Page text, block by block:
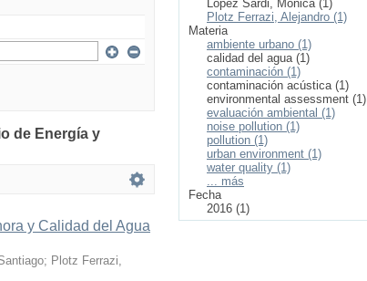
de Energía y
y Calidad del Agua
; Plotz Ferrazi,
López Sardi, Mónica (1)
Plotz Ferrazi, Alejandro (1)
Materia
ambiente urbano (1)
calidad del agua (1)
contaminación (1)
contaminación acústica (1)
environmental assessment (1)
evaluación ambiental (1)
noise pollution (1)
pollution (1)
urban environment (1)
water quality (1)
... más
Fecha
2016 (1)